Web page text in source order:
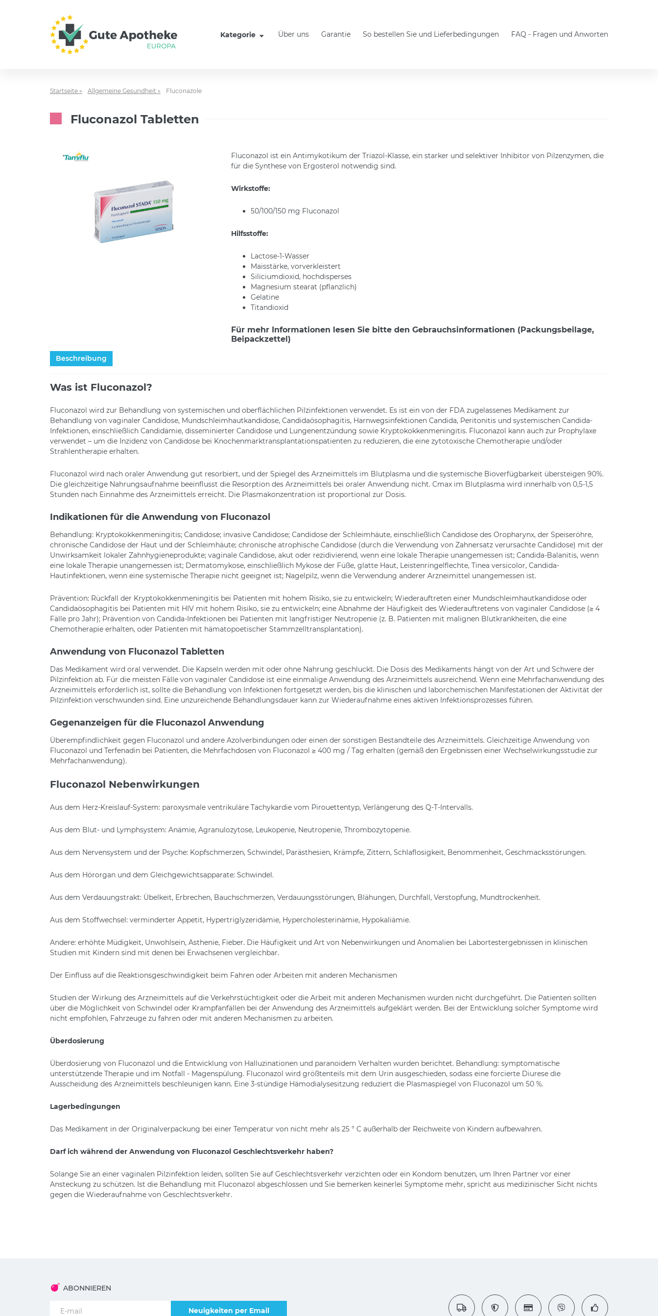
Kategorie Über uns Garantie So bestellen Sie und Lieferbedingungen FAQ - Fragen und Anworten
Startseite » Allgemeine Gesundheit » Fluconazole
Fluconazol Tabletten
Fluconazol ist ein Antimykotikum der Triazol-Klasse, ein starker und selektiver Inhibitor von Pilzenzymen, die
für die Synthese von Ergosterol notwendig sind.
Wirkstoffe:
50/100/150 mg Fluconazol
Hilfsstoffe:
Lactose-1-Wasser
Maisstärke, vorverkleistert
Siliciumdioxid, hochdisperses
Magnesium stearat (pflanzlich)
Gelatine
Titandioxid
Für mehr Informationen lesen Sie bitte den Gebrauchsinformationen (Packungsbeilage,
Beipackzettel)
Beschreibung
Was ist Fluconazol?
Fluconazol wird zur Behandlung von systemischen und oberflächlichen Pilzinfektionen verwendet. Es ist ein von der FDA zugelassenes Medikament zur
Behandlung von vaginaler Candidose, Mundschleimhautkandidose, Candidaösophagitis, Harnwegsinfektionen Candida, Peritonitis und systemischen Candida-
Infektionen, einschließlich Candidämie, disseminierter Candidose und Lungenentzündung sowie Kryptokokkenmeningitis. Fluconazol kann auch zur Prophylaxe
verwendet – um die Inzidenz von Candidose bei Knochenmarktransplantationspatienten zu reduzieren, die eine zytotoxische Chemotherapie und/oder
Strahlentherapie erhalten.
Fluconazol wird nach oraler Anwendung gut resorbiert, und der Spiegel des Arzneimittels im Blutplasma und die systemische Bioverfügbarkeit übersteigen 90%.
Die gleichzeitige Nahrungsaufnahme beeinflusst die Resorption des Arzneimittels bei oraler Anwendung nicht. Cmax im Blutplasma wird innerhalb von 0,5-1,5
Stunden nach Einnahme des Arzneimittels erreicht. Die Plasmakonzentration ist proportional zur Dosis.
Indikationen für die Anwendung von Fluconazol
Behandlung: Kryptokokkenmeningitis; Candidose; invasive Candidose; Candidose der Schleimhäute, einschließlich Candidose des Oropharynx, der Speiseröhre,
chronische Candidose der Haut und der Schleimhäute; chronische atrophische Candidose (durch die Verwendung von Zahnersatz verursachte Candidose) mit der
Unwirksamkeit lokaler Zahnhygieneprodukte; vaginale Candidose, akut oder rezidivierend, wenn eine lokale Therapie unangemessen ist; Candida-Balanitis, wenn
eine lokale Therapie unangemessen ist; Dermatomykose, einschließlich Mykose der Füße, glatte Haut, Leistenringelflechte, Tinea versicolor, Candida-
Hautinfektionen, wenn eine systemische Therapie nicht geeignet ist; Nagelpilz, wenn die Verwendung anderer Arzneimittel unangemessen ist.
Prävention: Rückfall der Kryptokokkenmeningitis bei Patienten mit hohem Risiko, sie zu entwickeln; Wiederauftreten einer Mundschleimhautkandidose oder
Candidaösophagitis bei Patienten mit HIV mit hohem Risiko, sie zu entwickeln; eine Abnahme der Häufigkeit des Wiederauftretens von vaginaler Candidose (≥ 4
Fälle pro Jahr); Prävention von Candida-Infektionen bei Patienten mit langfristiger Neutropenie (z. B. Patienten mit malignen Blutkrankheiten, die eine
Chemotherapie erhalten, oder Patienten mit hämatopoetischer Stammzelltransplantation).
Anwendung von Fluconazol Tabletten
Das Medikament wird oral verwendet. Die Kapseln werden mit oder ohne Nahrung geschluckt. Die Dosis des Medikaments hängt von der Art und Schwere der
Pilzinfektion ab. Für die meisten Fälle von vaginaler Candidose ist eine einmalige Anwendung des Arzneimittels ausreichend. Wenn eine Mehrfachanwendung des
Arzneimittels erforderlich ist, sollte die Behandlung von Infektionen fortgesetzt werden, bis die klinischen und laborchemischen Manifestationen der Aktivität der
Pilzinfektion verschwunden sind. Eine unzureichende Behandlungsdauer kann zur Wiederaufnahme eines aktiven Infektionsprozesses führen.
Gegenanzeigen für die Fluconazol Anwendung
Überempfindlichkeit gegen Fluconazol und andere Azolverbindungen oder einen der sonstigen Bestandteile des Arzneimittels. Gleichzeitige Anwendung von
Fluconazol und Terfenadin bei Patienten, die Mehrfachdosen von Fluconazol ≥ 400 mg / Tag erhalten (gemäß den Ergebnissen einer Wechselwirkungsstudie zur
Mehrfachanwendung).
Fluconazol Nebenwirkungen
Aus dem Herz-Kreislauf-System: paroxysmale ventrikuläre Tachykardie vom Pirouettentyp, Verlängerung des Q-T-Intervalls.
Aus dem Blut- und Lymphsystem: Anämie, Agranulozytose, Leukopenie, Neutropenie, Thrombozytopenie.
Aus dem Nervensystem und der Psyche: Kopfschmerzen, Schwindel, Parästhesien, Krämpfe, Zittern, Schlaflosigkeit, Benommenheit, Geschmacksstörungen.
Aus dem Hörorgan und dem Gleichgewichtsapparate: Schwindel.
Aus dem Verdauungstrakt: Übelkeit, Erbrechen, Bauchschmerzen, Verdauungsstörungen, Blähungen, Durchfall, Verstopfung, Mundtrockenheit.
Aus dem Stoffwechsel: verminderter Appetit, Hypertriglyzeridämie, Hypercholesterinämie, Hypokaliämie.
Andere: erhöhte Müdigkeit, Unwohlsein, Asthenie, Fieber. Die Häufigkeit und Art von Nebenwirkungen und Anomalien bei Labortestergebnissen in klinischen
Studien mit Kindern sind mit denen bei Erwachsenen vergleichbar.
Der Einfluss auf die Reaktionsgeschwindigkeit beim Fahren oder Arbeiten mit anderen Mechanismen
Studien der Wirkung des Arzneimittels auf die Verkehrstüchtigkeit oder die Arbeit mit anderen Mechanismen wurden nicht durchgeführt. Die Patienten sollten
über die Möglichkeit von Schwindel oder Krampfanfällen bei der Anwendung des Arzneimittels aufgeklärt werden. Bei der Entwicklung solcher Symptome wird
nicht empfohlen, Fahrzeuge zu fahren oder mit anderen Mechanismen zu arbeiten.
Überdosierung
Überdosierung von Fluconazol und die Entwicklung von Halluzinationen und paranoidem Verhalten wurden berichtet. Behandlung: symptomatische
unterstützende Therapie und im Notfall - Magenspülung. Fluconazol wird größtenteils mit dem Urin ausgeschieden, sodass eine forcierte Diurese die
Ausscheidung des Arzneimittels beschleunigen kann. Eine 3-stündige Hämodialysesitzung reduziert die Plasmaspiegel von Fluconazol um 50 %.
Lagerbedingungen
Das Medikament in der Originalverpackung bei einer Temperatur von nicht mehr als 25 ° C außerhalb der Reichweite von Kindern aufbewahren.
Darf ich während der Anwendung von Fluconazol Geschlechtsverkehr haben?
Solange Sie an einer vaginalen Pilzinfektion leiden, sollten Sie auf Geschlechtsverkehr verzichten oder ein Kondom benutzen, um Ihren Partner vor einer
Ansteckung zu schützen. Ist die Behandlung mit Fluconazol abgeschlossen und Sie bemerken keinerlei Symptome mehr, spricht aus medizinischer Sicht nichts
gegen die Wiederaufnahme von Geschlechtsverkehr.
ABONNIEREN
Neuigkeiten per Email